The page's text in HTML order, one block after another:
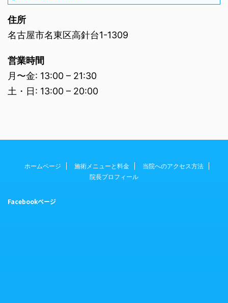
住所
名古屋市名東区高針台1-1309
営業時間
月〜金: 13:00 – 21:30
土・日: 13:00 – 20:00
ホームページ 施術メニューと料金
当院へのアクセス方法
院長プロフィール
Facebookページ